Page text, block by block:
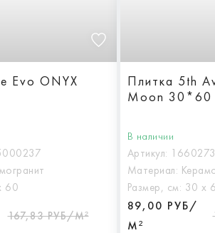
60
167,83 РУБ/М²
Плитка 5th
Moon 30*60
В наличии
Артикул:
Материал:
Размер, см: 30 х
89,00 РУБ/
М²